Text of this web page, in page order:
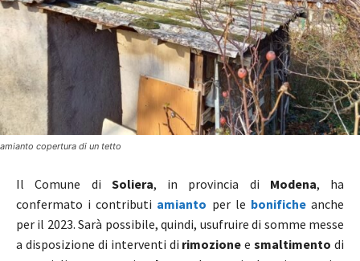
amianto copertura di un tetto
Il Comune di Soliera, in provincia di Modena, ha
confermato i contributi amianto per le bonifiche anche
per il 2023. Sarà possibile, quindi, usufruire di somme messe
a disposizione di interventi di rimozione esmaltimento di